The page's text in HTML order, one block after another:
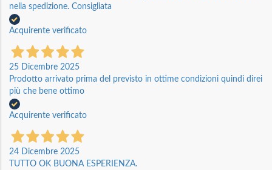
nella spedizione. Consigliata
Acquirente verificato
25 Dicembre 2025
Prodotto arrivato prima del previsto in ottime condizioni quindi direi
più che bene ottimo
Acquirente verificato
24 Dicembre 2025
TUTTO OK BUONA ESPERIENZA.